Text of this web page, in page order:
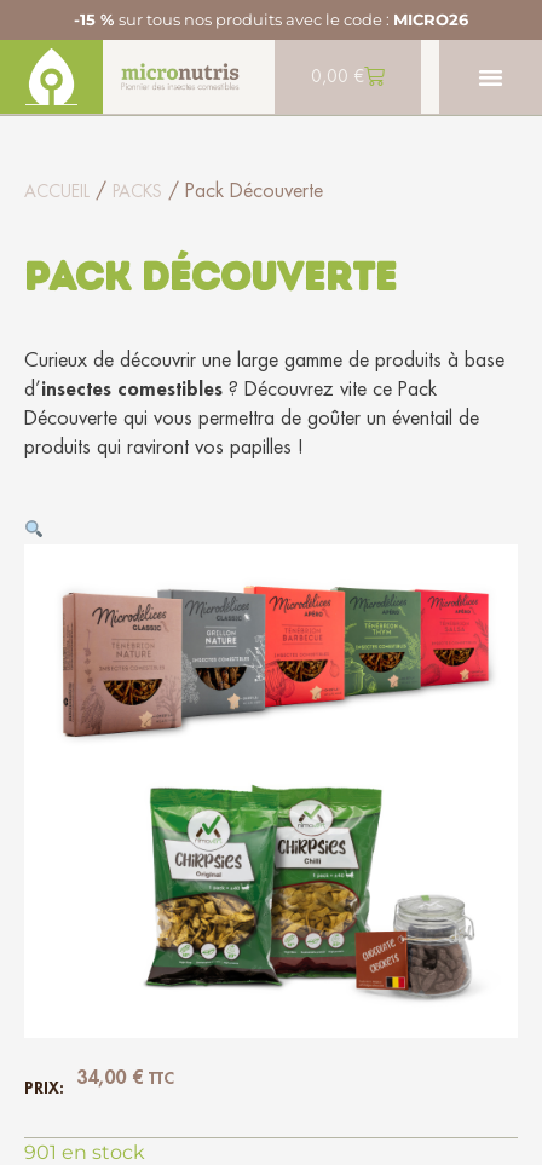
-15 % sur tous nos produits avec le code : MICRO26
0,00 €
ACCUEIL / PACKS / Pack Découverte
Pack Découverte
Curieux de découvrir une large gamme de produits à base
d’insectes comestibles ? Découvrez vite ce Pack
Découverte qui vous permettra de goûter un éventail de
produits qui raviront vos papilles !
PRIX:
34,00 € TTC
901 en stock